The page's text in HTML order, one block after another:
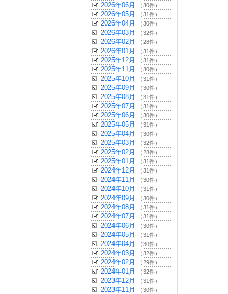
2026年06月 （30件）
2026年05月 （31件）
2026年04月 （30件）
2026年03月 （32件）
2026年02月 （28件）
2026年01月 （31件）
2025年12月 （31件）
2025年11月 （30件）
2025年10月 （31件）
2025年09月 （30件）
2025年08月 （31件）
2025年07月 （31件）
2025年06月 （30件）
2025年05月 （31件）
2025年04月 （30件）
2025年03月 （32件）
2025年02月 （28件）
2025年01月 （31件）
2024年12月 （31件）
2024年11月 （30件）
2024年10月 （31件）
2024年09月 （30件）
2024年08月 （31件）
2024年07月 （31件）
2024年06月 （30件）
2024年05月 （31件）
2024年04月 （30件）
2024年03月 （32件）
2024年02月 （29件）
2024年01月 （32件）
2023年12月 （31件）
2023年11月 （30件）